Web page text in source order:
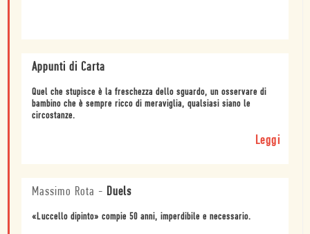
Appunti di Carta
Quel che stupisce è la freschezza dello sguardo, un osservare di
bambino che è sempre ricco di meraviglia, qualsiasi siano le
circostanze.
Leggi
Massimo Rota - Duels
«Luccello dipinto» compie 50 anni, imperdibile e necessario.